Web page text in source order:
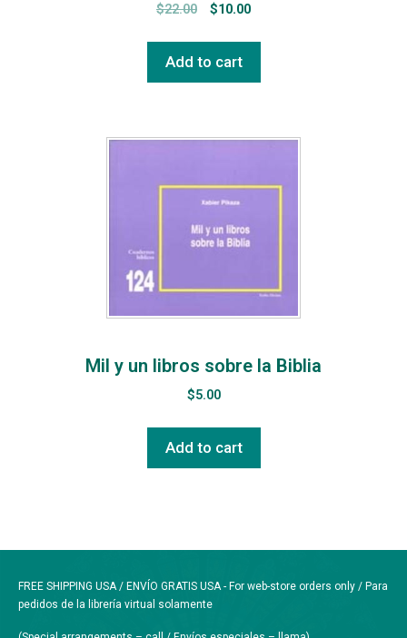
$22.00 $10.00
Add to cart
Mil y un libros sobre la Biblia
$5.00
Add to cart
FREE SHIPPING USA / ENVÍO GRATIS USA - For web-store orders only / Para
pedidos de la librería virtual solamente